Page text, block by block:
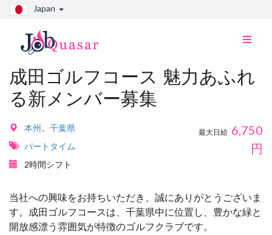
Japan
ナ
り
成田ゴルフコース 魅力あふれ
る新メンバー募集
本州
千葉県
パートタイム
2時間シフト
最大日給 6,750
円
当社への興味をお持ちいただき、誠にありがとうございま
す。成田ゴルフコースは、千葉県中に位置し、豊かな緑と
開放感漂う雰囲気が特徴のゴルフクラブです。